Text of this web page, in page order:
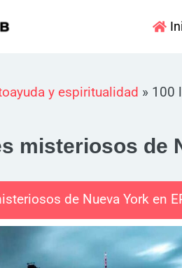
y espiritualidad » 100
misteriosos de
de Nueva York en